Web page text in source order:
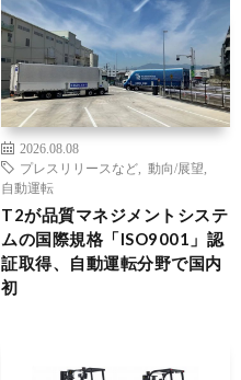
2026.08.08
プレスリリースなど
動向/展望
自動運転
T2が品質マネジメントシステ
ムの国際規格「ISO9001」認
証取得、自動運転分野で国内
初